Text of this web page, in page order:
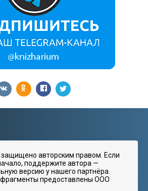
авторским правом. Если
поддержите автора —
версию у нашего партнёра.
предоставлены ООО